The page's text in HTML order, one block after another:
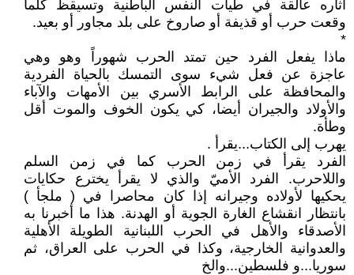
آثاره عالقة في طيات النفس الباطنية وتسيقظ كلما
وقعت حرب أو قذيفة أو صاروخ على بلد مجاور أو بعيد.
*
ماذا يفعل الفرد حين تمتد الحرب شهوراً وهو وهي
عاجزة عن فعل شيء سوى التمسك بالحياة الفردية
والمحافظة على الرابط الأسري بين الأمهات والآباء
والأولاد والجيران أيضا، كي يكون الخوف والموت أقل
وطأة.
يهرب إلى الكتاب...يقرأ .
الفرد يقرأ في زمن الحرب كما في زمن السلم
واللاحرب. الفرد الأميّ والذي لا يقرأ يخترع حكايات
يحكيها لأولاده وجيرانه إذا كان محاصرا في ( ملجأ )
بانتظار انقشاع الغارة الجوية أو الهدنة. هذا ما أخبرنا به
الأصدقاء والأهل في الحرب اللبنانية الطويلة الأهلية
والعدوانية الخارجية، وكذا في الحرب على العراق، ثم
سوريا...و فلسطين...والخ